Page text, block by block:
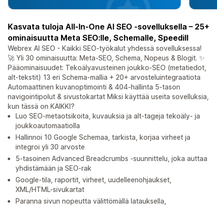
Kasvata tuloja All-In-One AI SEO -sovelluksella – 25+
ominaisuutta Meta SEO:lle, Schemalle, Speedill
Webrex AI SEO - Kaikki SEO-työkalut yhdessä sovelluksessa!
🚀 Yli 30 ominaisuutta: Meta-SEO, Schema, Nopeus & Blogit. ✨
Pääominaisuudet: Tekoälyavusteinen joukko-SEO (metatiedot,
alt-tekstit) 13 eri Schema-mallia + 20+ arvosteluintegraatiota
Automaattinen kuvanoptimointi & 404-hallinta 5-tason
navigointipolut & sivustokartat Miksi käyttää useita sovelluksia,
kun tässä on KAIKKI?
Luo SEO-metaotsikoita, kuvauksia ja alt-tageja tekoäly- ja
joukkoautomaatiolla
Hallinnoi 10 Google Schemaa, tarkista, korjaa virheet ja
integroi yli 30 arvoste
5-tasoinen Advanced Breadcrumbs -suunnittelu, joka auttaa
yhdistämään ja SEO-rak
Google-tila, raportit, virheet, uudelleenohjaukset,
XML/HTML-sivukartat
Paranna sivun nopeutta välittömällä latauksella,